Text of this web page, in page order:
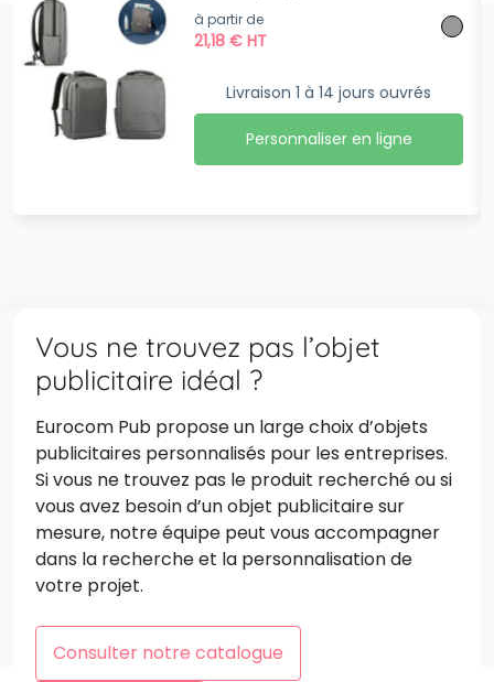
à partir de
21,18€ HT
Livraison 1 à 14 jours ouvrés
Personnaliser en ligne
Vous ne trouvez pas l’objet
publicitaire idéal ?
Eurocom Pub propose un large choix d’objets
publicitaires personnalisés pour les entreprises.
Si vous ne trouvez pas le produit recherché ou si
vous avez besoin d’un objet publicitaire sur
mesure, notre équipe peut vous accompagner
dans la recherche et la personnalisation de
votre projet.
Consulter notre catalogue